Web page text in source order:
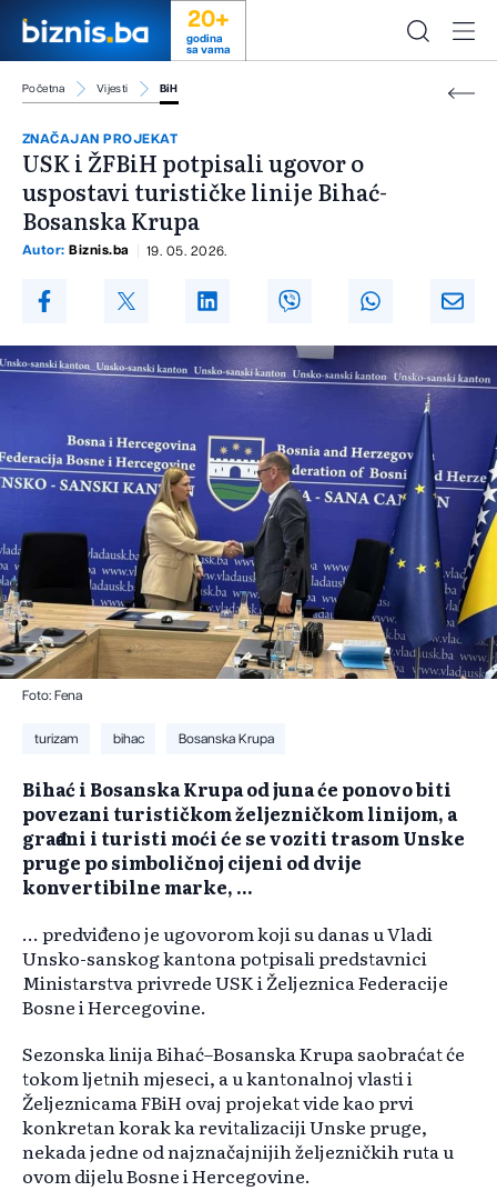
20+
godina
sa vama
Početna Vijesti BiH
ZNAČAJAN PROJEKAT
USK i ŽFBiH potpisali ugovor o
uspostavi turističke linije Bihać-
Bosanska Krupa
Autor: Biznis.ba 19. 05. 2026.
Foto: Fena
turizam bihac Bosanska Krupa
Bihać i Bosanska Krupa od juna će ponovo biti
povezani turističkom željezničkom linijom, a
građani i turisti moći će se voziti trasom Unske
pruge po simboličnoj cijeni od dvije
konvertibilne marke, ...
... predviđeno je ugovorom koji su danas u Vladi
Unsko-sanskog kantona potpisali predstavnici
Ministarstva privrede USK i Željeznica Federacije
Bosne i Hercegovine.
Sezonska linija Bihać–Bosanska Krupa saobraćat će
tokom ljetnih mjeseci, a u kantonalnoj vlasti i
Željeznicama FBiH ovaj projekat vide kao prvi
konkretan korak ka revitalizaciji Unske pruge,
nekada jedne od najznačajnijih željezničkih ruta u
ovom dijelu Bosne i Hercegovine.